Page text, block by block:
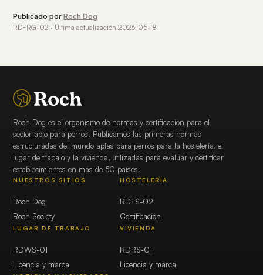
Publicado porRoch Dog
RDFRG-02 · Última actualización 2026-05-18
Roch Dog es el organismo de normas y certificación para el
sector apto para perros. Publicamos las primeras normas
estructuradas del mundo aptas para perros para la hostelería, el
lugar de trabajo y la vivienda, utilizadas para evaluar y certificar
establecimientos en más de 50 países.
NUESTROS SITIOS
Roch Dog
Roch Society
HOSTELERÍA
RDFS-02
Certificación
LUGAR DE TRABAJO
RDWS-01
Licencia y marca
VIVIENDA
RDRS-01
Licencia y marca